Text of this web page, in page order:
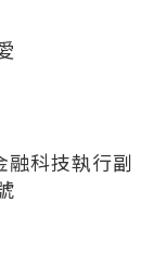
融科技執行副